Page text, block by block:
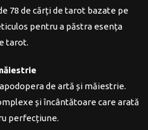
78 de cărți de tarot bazate pe
pentru a păstra esența
tarot.
de artă și măiestrie.
și încântătoare care arată
perfecțiune.